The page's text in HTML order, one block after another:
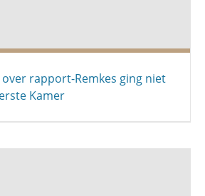
rapport-Remkes ging niet
Kamer